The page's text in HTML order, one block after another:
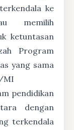
ke
memilih
ketuntasan
Program
yang sama
MI
pendidikan
dengan
terkendala